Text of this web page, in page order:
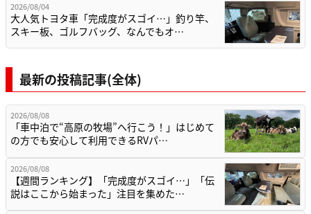
2026/08/04
大人気トヨタ車「完成度がスゴイ…」釣り竿、
スキー板、ゴルフバッグ、なんでもオ…
最新の投稿記事(全体)
2026/08/08
「車中泊で“高原の牧場”へ行こう！」はじめて
の方でも安心して利用できるRVパ…
2026/08/08
【週間ランキング】「完成度がスゴイ…」「伝
説はここから始まった」注目を集めた…